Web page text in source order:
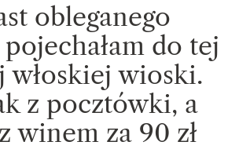
obleganego
do tej
włoskiej wioski.
z pocztówki, a
winem za 90 zł